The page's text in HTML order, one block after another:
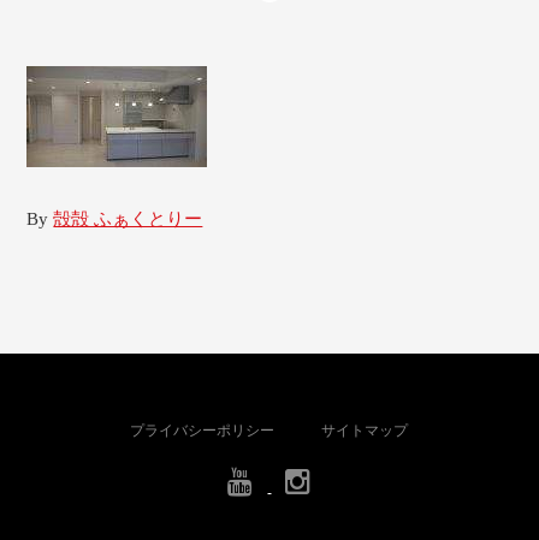
By殻殻 ふぁくとりー
プライバシーポリシー サイトマップ